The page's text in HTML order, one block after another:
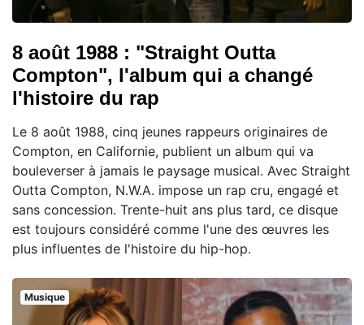
8 août 1988 : "Straight Outta
Compton", l'album qui a changé
l'histoire du rap
Le 8 août 1988, cinq jeunes rappeurs originaires de
Compton, en Californie, publient un album qui va
bouleverser à jamais le paysage musical. Avec Straight
Outta Compton, N.W.A. impose un rap cru, engagé et
sans concession. Trente-huit ans plus tard, ce disque
est toujours considéré comme l'une des œuvres les
plus influentes de l'histoire du hip-hop.
Musique